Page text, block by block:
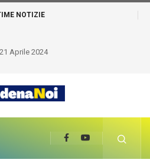
NOTIZIE
21 Aprile 2024